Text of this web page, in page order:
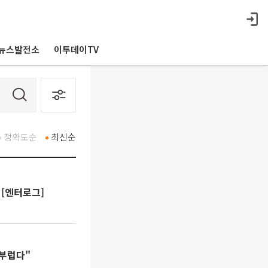
스발전소 이투데이TV
최신순
정확도순
엔터로그]
럽다"